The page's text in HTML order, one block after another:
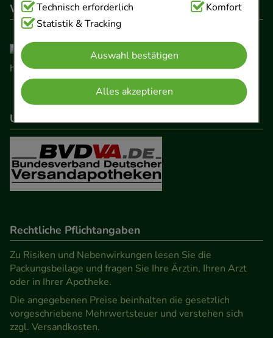
Technisch Notwendig:Hierbei handelt es sich um
Cookies, die für die Grundfunktionen unserer
Website notwendig sind (z.B. Navigation,
Warenkorb, Kundenkonto), weshalb auf diese nicht
verzichtet werden kann.
Komfort:Diese Cookies werden genutzt um das
Einkaufserlebnis noch ansprechender zu gestalten,
beispielsweise für die Wiedererkennung des
Besuchers oder unsere Seite an bevorzugte
Verhaltensweisen (z.B. Spracheinstellung)
anzupassen. Komfort-Cookies ermöglichen es uns
betreiben.
Statistik & Tracking:Hierüber lassen sich
Informationen über die Art und Weise der Nutzung
unserer Website sammeln, mit deren Hilfe wir
unsere Website weiter für Sie optimieren können,
Technisch erforderlich
Komfort
Statistik & Tracking
Auswahl bestätigen
Alles akzeptieren
Wir sind hier gelistet
Unser Netzwerk
Rechtliche Pflichtangaben
Zu Risiken und Nebenwirkungen lesen Sie die
Packungsbeilage und fragen Sie Ihre Ärztin, Ihren Arzt
oder in Ihrer Apotheke.
Die angegebenen Preise beinhalten die gesetzlich
vorgeschriebene Mehrwertsteuer und verstehen sich
zzgl. Versandkosten.